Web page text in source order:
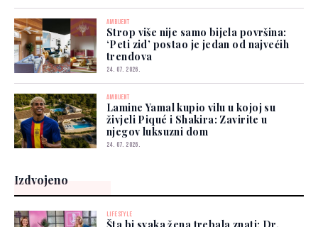
AMBIJENT
Strop više nije samo bijela površina:
‘Peti zid’ postao je jedan od najvećih
trendova
24. 07. 2026.
AMBIJENT
Lamine Yamal kupio vilu u kojoj su
živjeli Piqué i Shakira: Zavirite u
njegov luksuzni dom
24. 07. 2026.
Izdvojeno
LIFESTYLE